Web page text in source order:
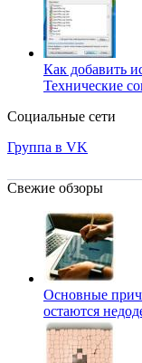
Как добавить
Технические
Социальные сети
Группа в VK
Свежие обзоры
Основные
остаются